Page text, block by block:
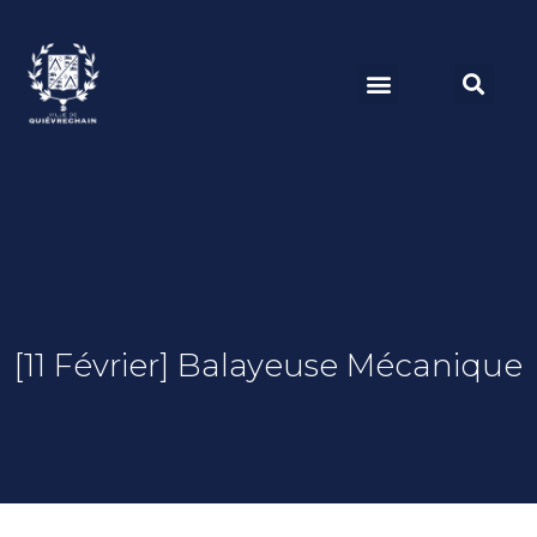
[11 Février] Balayeuse Mécanique